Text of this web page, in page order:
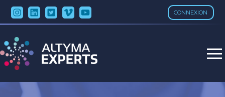
CONNEXION
Aller
au